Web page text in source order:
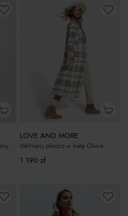
Czarny płaszcz puchowy z ozdobnym kapturem Gastoni
LOVE AND MORE
Wełniany płaszcz w kratę Oliwia
1 190 zł